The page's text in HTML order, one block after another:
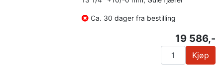
Ca. 30 dager fra bestilling
19 586,-
Kjøp